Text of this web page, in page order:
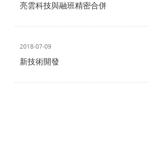
亮雲科技與融班精密合併
2018-07-09
新技術開發